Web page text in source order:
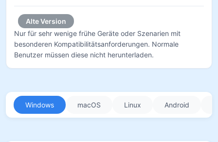
Alte Version
Nur für sehr wenige frühe Geräte oder Szenarien mit
besonderen Kompatibilitätsanforderungen. Normale
Benutzer müssen diese nicht herunterladen.
Windows macOS Linux Android